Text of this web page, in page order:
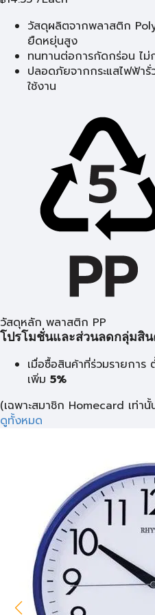
วัสดุผลิตจากพลาสติก
ยืดหยุ่นสูง
ทนทานต่อการกัดกร่อน ไ
ปลอดภัยจากกระแสไฟฟ้ารั่
ใช้งาน
วัสดุหลัก พลาสติก PP
โปรโมชั่นและส่วนลดกลุ่มสิ
เมื่อซื้อสินค้าที่ร่วมรายการ
เพิ่ม 5%
(เฉพาะสมาชิก Homecard เท่านั้
ดูทั้งหมด